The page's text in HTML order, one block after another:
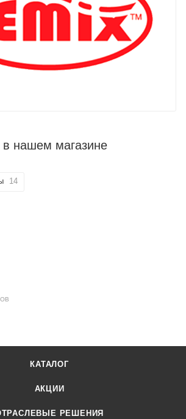
нашем магазине
14
КАТАЛОГ
АКЦИИ
РЕШЕНИЯ